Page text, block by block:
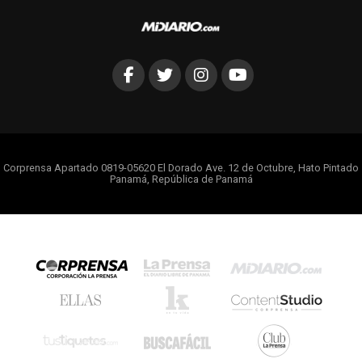
Corprensa Apartado 0819-05620 El Dorado Ave. 12 de Octubre, Hato Pintado
Panamá, República de Panamá